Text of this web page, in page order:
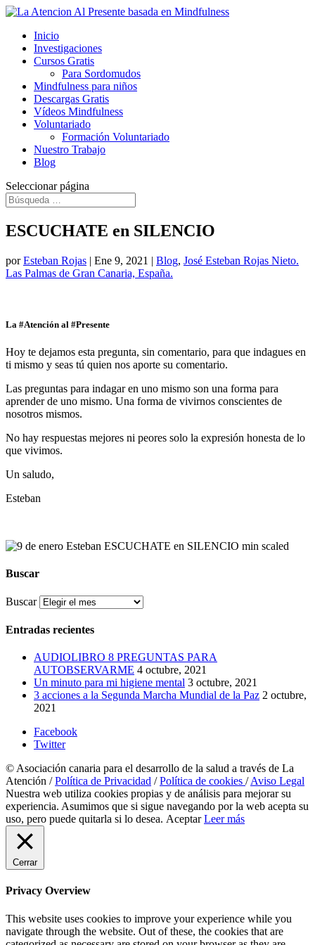
Inicio
Investigaciones
Cursos Gratis
Para Sordomudos
Mindfulness para niños
Descargas Gratis
Vídeos Mindfulness
Voluntariado
Formación Voluntariado
Nuestro Trabajo
Blog
Seleccionar página
ESCUCHATE en SILENCIO
porEsteban Rojas | Ene 9, 2021 | Blog, José Esteban Rojas Nieto.
Las Palmas de Gran Canaria, España.
La #Atención al #Presente
Hoy te dejamos esta pregunta, sin comentario, para que indagues en
ti mismo y seas tú quien nos aporte su comentario.
Las preguntas para indagar en uno mismo son una forma para
aprender de uno mismo. Una forma de vivirnos conscientes de
nosotros mismos.
No hay respuestas mejores ni peores solo la expresión honesta de lo
que vivimos.
Un saludo,
Esteban
Buscar
Buscar
Entradas recientes
AUDIOLIBRO 8 PREGUNTAS PARA
AUTOBSERVARME 4 octubre, 2021
Un minuto para mi higiene mental 3 octubre, 2021
3 acciones a la Segunda Marcha Mundial de la Paz 2 octubre,
2021
Facebook
Twitter
© Asociación canaria para el desarrollo de la salud a través de La
Atención /Política de Privacidad /Política de cookies /Aviso Legal
Nuestra web utiliza cookies propias y de análisis para mejorar su
experiencia. Asumimos que si sigue navegando por la web acepta su
uso, pero puede quitarla si lo desea. Aceptar Leer más
Cerrar
Privacy Overview
This website uses cookies to improve your experience while you
navigate through the website. Out of these, the cookies that are